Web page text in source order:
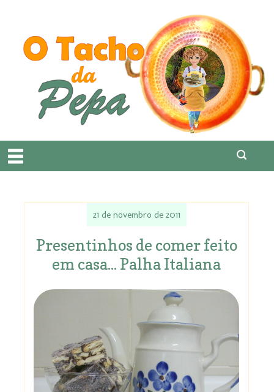
21 de novembro de 2011
Presentinhos de comer feito
em casa... Palha Italiana